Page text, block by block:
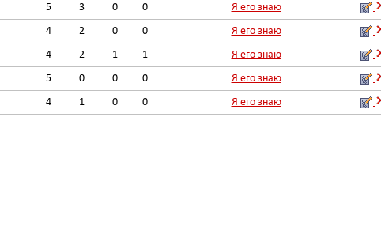
5 3 0 0
Я его знаю
4 2 0 0
Я его знаю
4 2 1 1
Я его знаю
5 0 0 0
Я его знаю
4 1 0 0 Я его знаю